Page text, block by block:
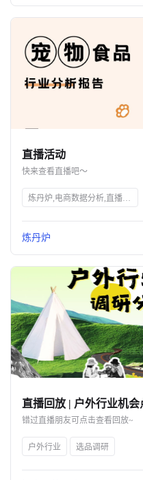
金融市场解决方案
电商解决方案
资源中心
关于我们
公司介绍
商机推荐
直播活动
快来查看直播吧～
炼丹炉,电商数据分析,直播行业解读,宠物行业解读,知衣科技,AI大数据,服装AI
炼丹炉
直播回放 | 户外行业机
错过直播朋友可点击查看回放~
户外行业 选品调研